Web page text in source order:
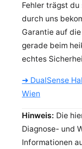
Fehler trägst
durch uns
Garantie auf
gerade beim
echtes
➜ DualSense
Wien
Hinweis: Die
Diagnose- und
Informationen